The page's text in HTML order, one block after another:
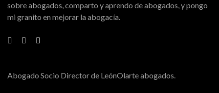
sobre abogados, comparto y aprendo de abogados, y pongo
mi granito en mejorar la abogacía.
Abogado Socio Director de LeónOlarte abogados.